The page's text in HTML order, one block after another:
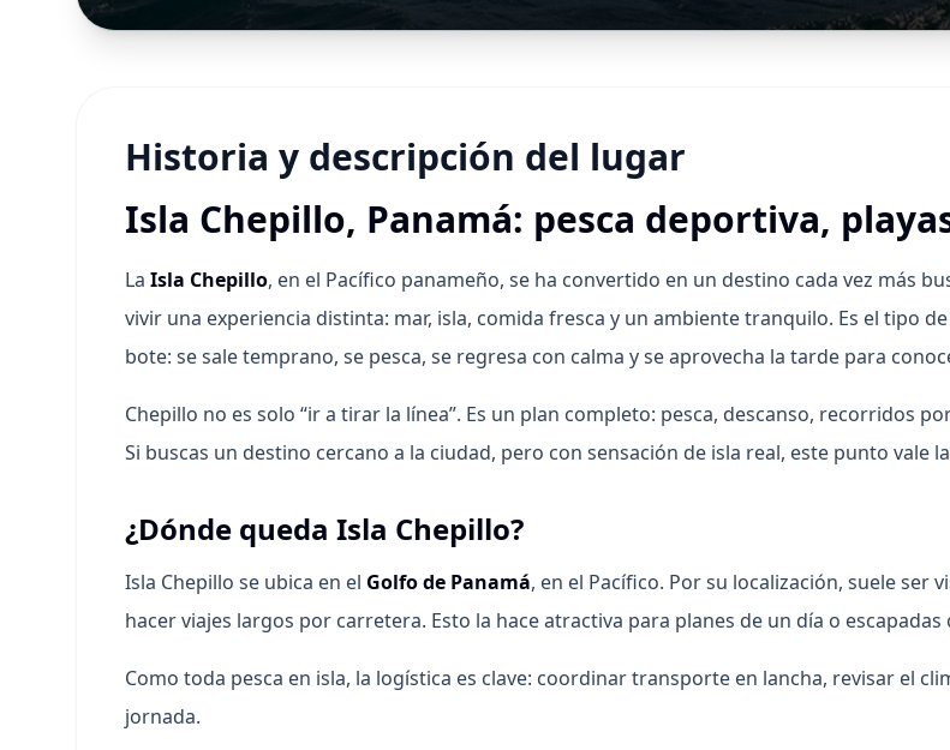
Historia y descripción del lugar
Isla Chepillo, Panamá: pesca deportiva,
La Isla Chepillo, en el Pacífico panameño, se ha convertido en un destino cada vez más
vivir una experiencia distinta: mar, isla, comida fresca y un ambiente tranquilo. Es el tipo
bote: se sale temprano, se pesca, se regresa con calma y se aprovecha la tarde para
Chepillo no es solo “ir a tirar la línea”. Es un plan completo: pesca, descanso, recorridos
Si buscas un destino cercano a la ciudad, pero con sensación de isla real, este punto vale
¿Dónde queda Isla Chepillo?
Isla Chepillo se ubica en el Golfo de Panamá, en el Pacífico. Por su localización, suele
hacer viajes largos por carretera. Esto la hace atractiva para planes de un día o escapadas
Como toda pesca en isla, la logística es clave: coordinar transporte en lancha, revisar el
jornada.